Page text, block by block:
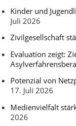
Kinder und
Juli 2026
Zivilgesellschaft
Evaluation zeigt:
Potenzial von
17. Juli 2026
Medienvielfalt
2026